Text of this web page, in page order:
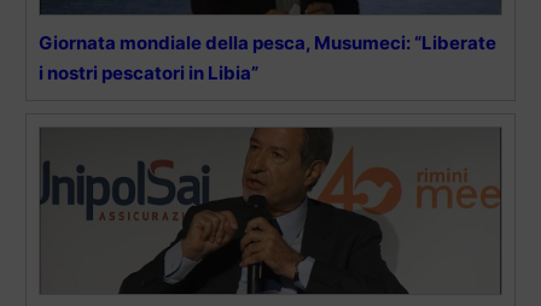
Giornata mondiale della pesca, Musumeci: “Liberate
i nostri pescatori in Libia”